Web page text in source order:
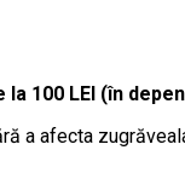
100 LEI (în
a afecta